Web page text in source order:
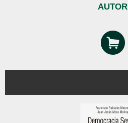
AUTOR